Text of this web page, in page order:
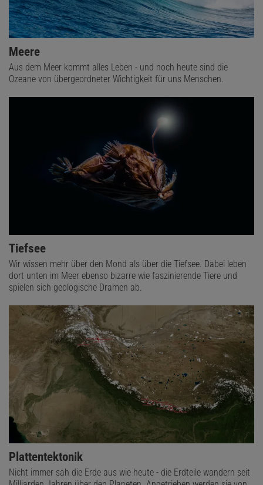
Meere
Aus dem Meer kommt alles Leben - und noch heute sind die
Ozeane von übergeordneter Wichtigkeit für uns Menschen.
Tiefsee
Wir wissen mehr über den Mond als über die Tiefsee. Dabei leben
dort unten im Meer ebenso bizarre wie faszinierende Tiere und
spielen sich geologische Dramen ab.
Plattentektonik
Nicht immer sah die Erde aus wie heute - die Erdteile wandern seit